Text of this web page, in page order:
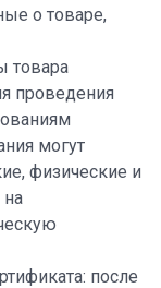
о товаре,
товара
проведения
могут
физические и
на
после